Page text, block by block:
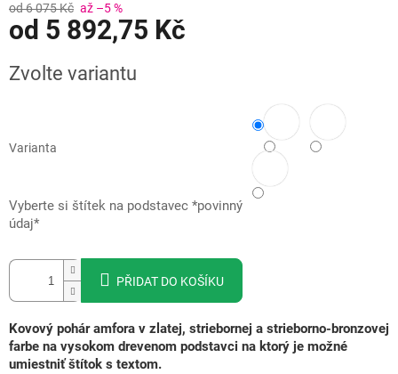
od 6 075 Kč až –5 %
od 5 892,75 Kč
cena:
Zvolte variantu
Varianta
Vyberte si štítek na podstavec *povinný
údaj*
PŘIDAT DO KOŠÍKU
Kovový pohár amfora v zlatej, striebornej a strieborno-bronzovej
farbe na vysokom drevenom podstavci na ktorý je možné
umiestniť štítok s textom.